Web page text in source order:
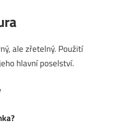
ale zřetelný. Použití
hlavní poselství.